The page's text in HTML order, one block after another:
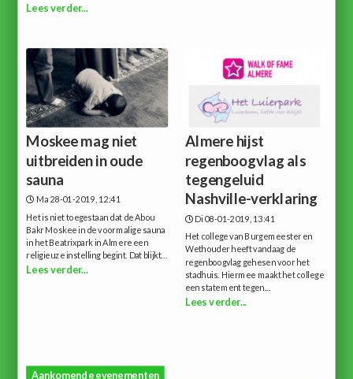
Lees verder...
Moskee mag niet
uitbreiden in oude
sauna
Ma 28-01-2019, 12:41
Het is niet toegestaan dat de Abou
Bakr Moskee in de voormalige sauna
in het Beatrixpark in Almere een
religieuze instelling begint. Dat blijkt...
Lees verder...
Almere hijst
regenboogvlag als
tegengeluid
Nashville-verklaring
Di 08-01-2019, 13:41
Het college van Burgemeester en
Wethouder heeft vandaag de
regenboogvlag gehesen voor het
stadhuis. Hiermee maakt het college
een statement tegen...
Lees verder...
Aankomende evenementen